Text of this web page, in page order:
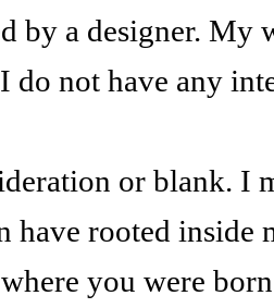
by a designer.
do not have any
or blank. I
have rooted
you were